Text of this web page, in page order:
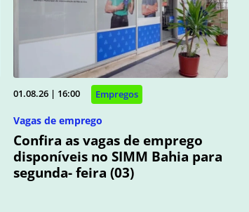
01.08.26 | 16:00 Empregos
Vagas de emprego
Confira as vagas de emprego
disponíveis no SIMM Bahia para
segunda- feira (03)